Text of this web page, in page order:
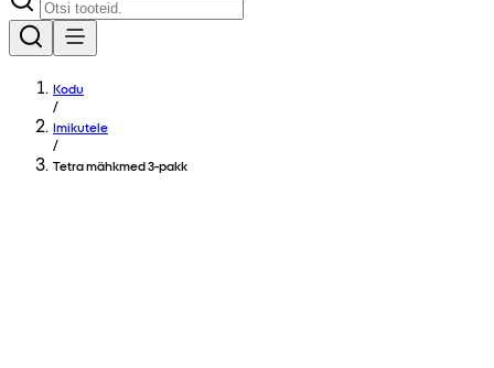
Kodu
/
Imikutele
/
Tetra mähkmed 3-pakk